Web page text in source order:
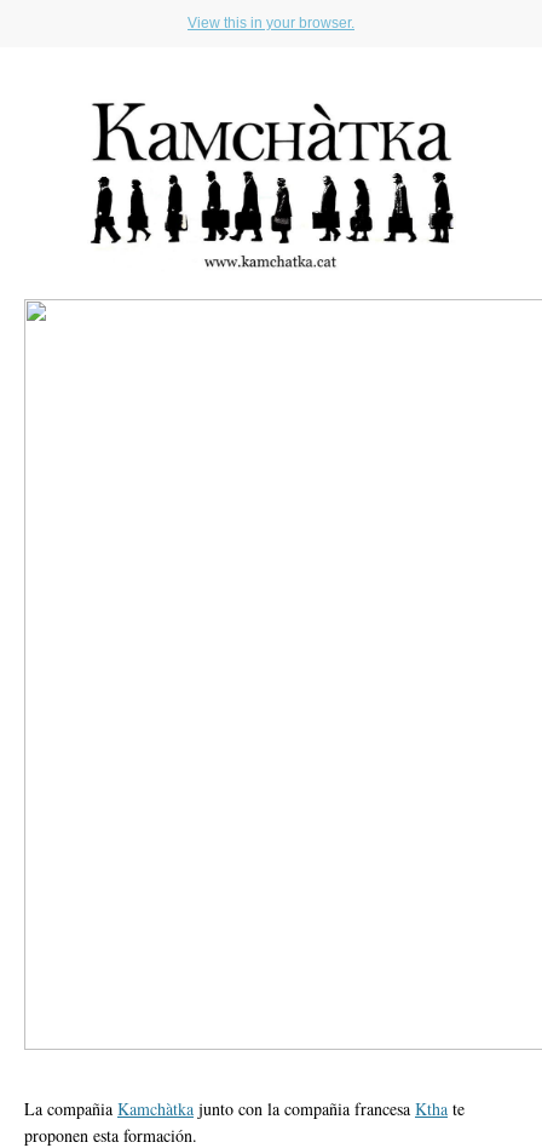
View this in your browser.
La compañia Kamchàtka junto con la compañia francesa Ktha te
proponen esta formación.